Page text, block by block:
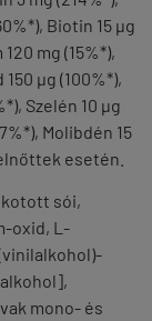
Biotin 15 µg
mg (15%*),
150 µg (100%*),
Szelén 10 µg
Molibdén 15
esetén.
sói,
oxid, L-
mono- és